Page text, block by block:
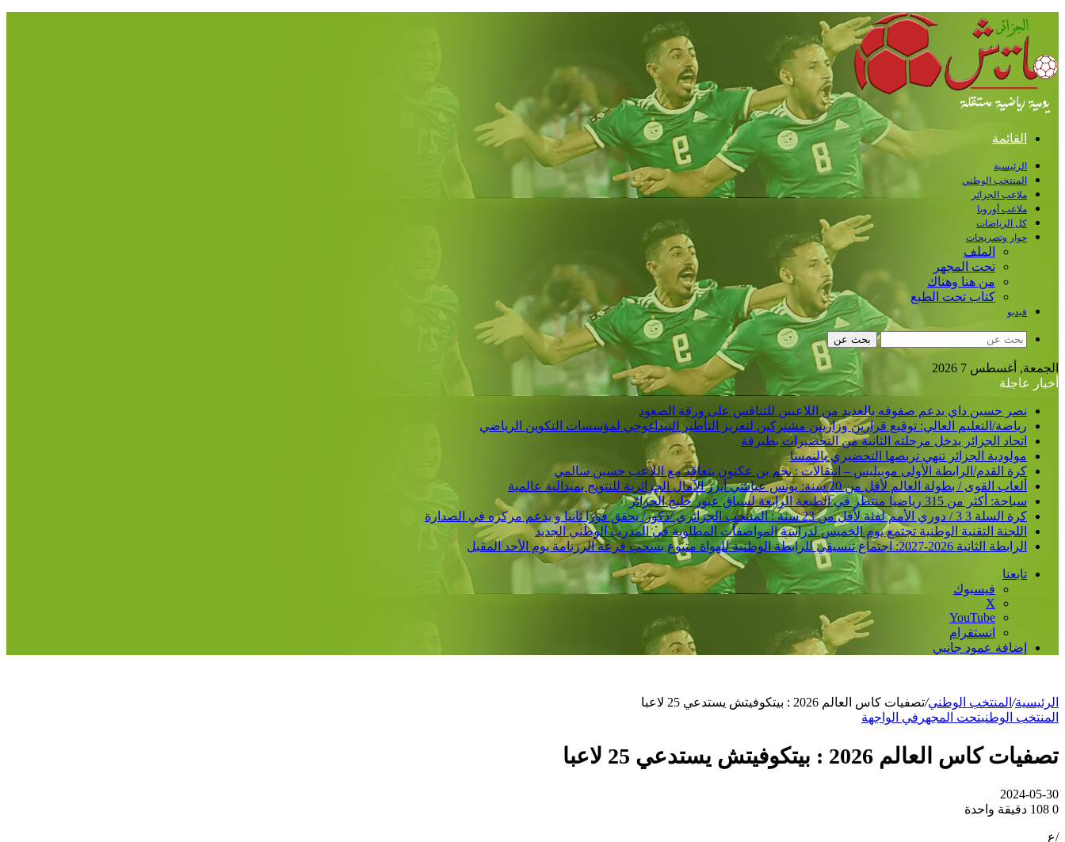
القائمة
الرئيسية
المنتخب الوطني
ملاعب الجزائر
ملاعب أوروبا
كل الرياضات
حوار وتصريحات
الملف
تحت المجهر
من هنا وهناك
كتاب تحت الطبع
فيديو
بحث عن
الجمعة, أغسطس 7 2026
أخبار عاجلة
نصر حسين داي يدعم صفوفه بالعديد من اللاعبين للتنافس على ورقة الصعود
رياضة/التعليم العالي: توقيع قرارين وزاريين مشتركين لتعزيز التأطير البيداغوجي لمؤسسات التكوين الرياضي
اتحاد الجزائر يدخل مرحلته الثانية من التحضيرات بطبرقة
مولودية الجزائر تنهي تربصها التحضيري بالنمسا
كرة القدم/الرابطة الأولى موبيليس – انتقالات : نجم بن عكنون يتعاقد مع اللاعب حسين سالمي
ألعاب القوى / بطولة العالم لأقل من 20 سنة: يونس عياشي أبرز الآمال الجزائرية للتتويج بميدالية عالمية
سباحة: أكثر من 315 رياضيا منتظر في الطبعة الرابعة لسباق عبور خليج الجزائر
كرة السلة 3 3 / دوري الأمم لفئة لأقل من 23 سنة : المنتخب الجزائري /ذكور/ يحقق فوزا ثانيا و يدعم مركزه في الصدارة
اللجنة التقنية الوطنية تجتمع يوم الخميس لدراسة المواصفات المطلوبة في المدرب الوطني الجديد
الرابطة الثانية 2026-2027: اجتماع تنسيقي للرابطة الوطنية للهواة متبوع بسحب قرعة الرزنامة يوم الأحد المقبل
تابعنا
فيسبوك
‫X
‫YouTube
انستقرام
إضافة عمود جانبي
الرئيسية/ المنتخب الوطني/تصفيات كاس العالم 2026 : بيتكوفيتش يستدعي 25 لاعبا
المنتخب الوطنيتحت المجهر في الواجهة
تصفيات كاس العالم 2026 : بيتكوفيتش يستدعي 25 لاعبا
2024-05-30
0
دقيقة واحدة
/ع